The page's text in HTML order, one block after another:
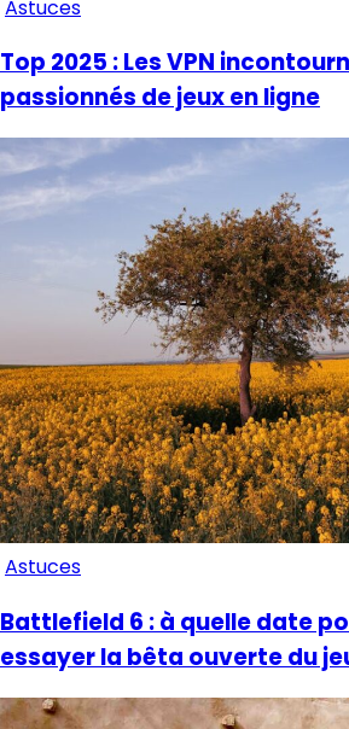
Astuces
Top 2025 : Les VPN
passionnés de jeux en ligne
Astuces
Battlefield 6 : à quelle date
essayer la bêta ouverte du